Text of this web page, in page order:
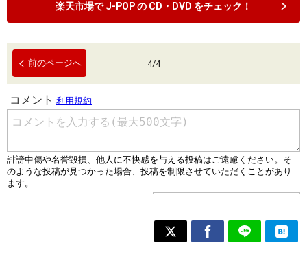
楽天市場で J-POP の CD・DVD をチェック！
前のページへ 4/4